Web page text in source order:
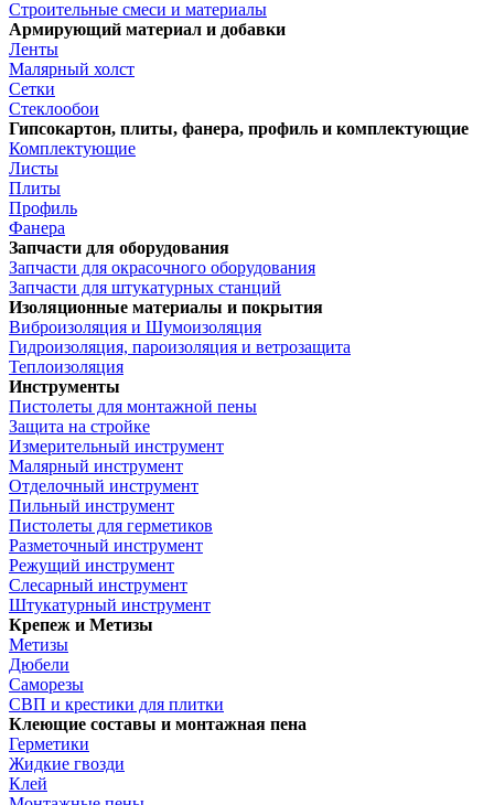
Строительные смеси и материалы
Армирующий материал и добавки
Ленты
Малярный холст
Сетки
Стеклообои
Гипсокартон, плиты, фанера, профиль и комплектующие
Комплектующие
Листы
Плиты
Профиль
Фанера
Запчасти для оборудования
Запчасти для окрасочного оборудования
Запчасти для штукатурных станций
Изоляционные материалы и покрытия
Виброизоляция и Шумоизоляция
Гидроизоляция, пароизоляция и ветрозащита
Теплоизоляция
Инструменты
Пистолеты для монтажной пены
Защита на стройке
Измерительный инструмент
Малярный инструмент
Отделочный инструмент
Пильный инструмент
Пистолеты для герметиков
Разметочный инструмент
Режущий инструмент
Слесарный инструмент
Штукатурный инструмент
Крепеж и Метизы
Метизы
Дюбели
Саморезы
СВП и крестики для плитки
Клеющие составы и монтажная пена
Герметики
Жидкие гвозди
Клей